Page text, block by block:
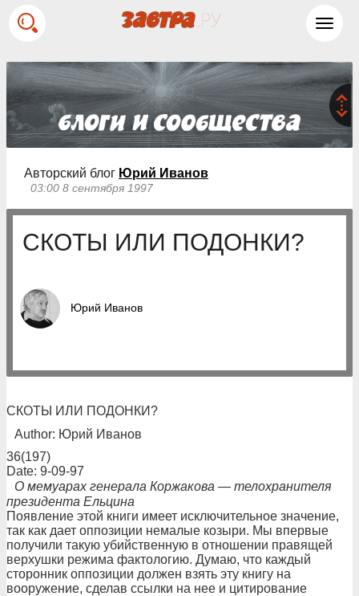
Авторский блог Юрий Иванов
03:00 8 сентября 1997
СКОТЫ ИЛИ ПОДОНКИ?
Юрий Иванов
СКОТЫ ИЛИ ПОДОНКИ?
Author: Юрий Иванов
36(197)
Date: 9-09-97
О мемуарах генерала Коржакова — телохранителя
президента Ельцина
Появление этой книги имеет исключительное значение,
так как дает оппозиции немалые козыри. Мы впервые
получили такую убийственную в отношении правящей
верхушки режима фактологию. Думаю, что каждый
сторонник оппозиции должен взять эту книгу на
вооружение, сделав ссылки на нее и цитирование